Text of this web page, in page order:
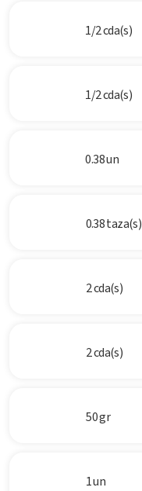
1/2 cda(s)
1/2 cda(s)
0.38 un
0.38 taza(s)
2 cda(s)
2 cda(s)
50 gr
1 un